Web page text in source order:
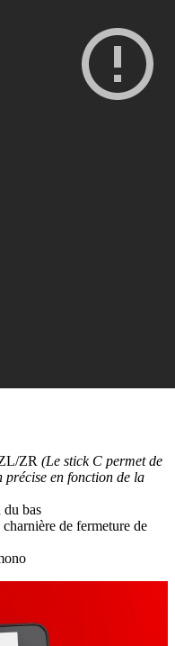
ZR (Le stick C permet de
précise en fonction de la
bas
de fermeture de